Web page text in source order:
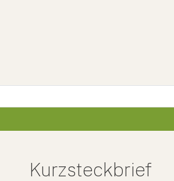
Kurzsteckbrief